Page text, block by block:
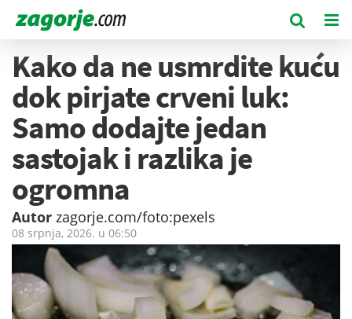
Kako da ne usmrdite kuću
dok pirjate crveni luk:
Samo dodajte jedan
sastojak i razlika je
ogromna
Autor zagorje.com/foto:pexels
08 srpnja, 2026. u 06:50